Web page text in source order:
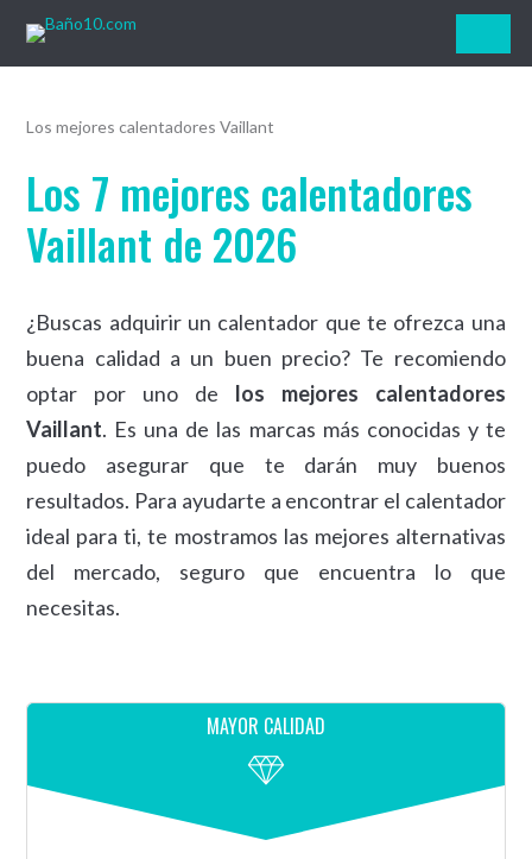
Baño10.com
Los mejores calentadores Vaillant
Los 7 mejores calentadores
Vaillant de 2026
¿Buscas adquirir un calentador que te ofrezca una
buena calidad a un buen precio? Te recomiendo
optar por uno de los mejores calentadores
Vaillant. Es una de las marcas más conocidas y te
puedo asegurar que te darán muy buenos
resultados. Para ayudarte a encontrar el calentador
ideal para ti, te mostramos las mejores alternativas
del mercado, seguro que encuentra lo que
necesitas.
MAYOR CALIDAD